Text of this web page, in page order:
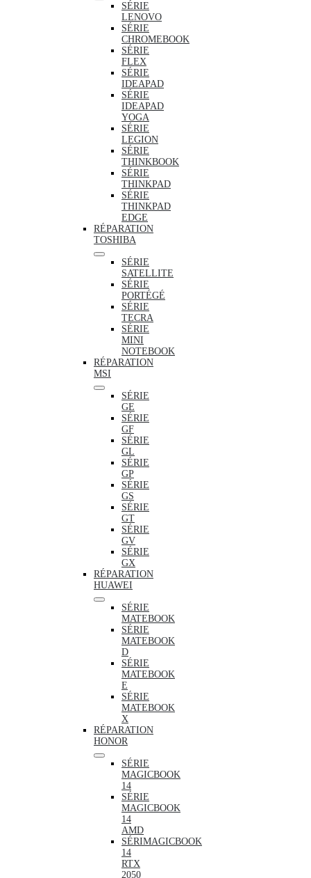
SÉRIE
LENOVO
SÉRIE
CHROMEBOOK
SÉRIE
FLEX
SÉRIE
IDEAPAD
SÉRIE
IDEAPAD
YOGA
SÉRIE
LEGION
SÉRIE
THINKBOOK
SÉRIE
THINKPAD
SÉRIE
THINKPAD
EDGE
RÉPARATION
TOSHIBA
SÉRIE
SATELLITE
SÉRIE
PORTÉGÉ
SÉRIE
TECRA
SÉRIE
MINI
NOTEBOOK
RÉPARATION
MSI
SÉRIE
GE
SÉRIE
GF
SÉRIE
GL
SÉRIE
GP
SÉRIE
GS
SÉRIE
GT
SÉRIE
GV
SÉRIE
GX
RÉPARATION
HUAWEI
SÉRIE
MATEBOOK
SÉRIE
MATEBOOK
D
SÉRIE
MATEBOOK
E
SÉRIE
MATEBOOK
X
RÉPARATION
HONOR
SÉRIE
MAGICBOOK
14
SÉRIE
MAGICBOOK
14
AMD
SÉRIMAGICBOOK
14
RTX
2050